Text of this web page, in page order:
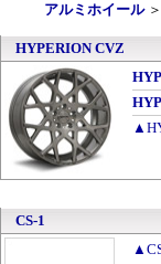
アルミホイール＞
HYPERION CVZ
CS-1